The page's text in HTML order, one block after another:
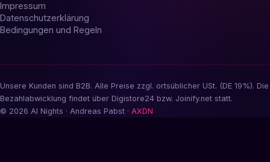
Impressum
Datenschutzerklärung
Bedingungen und Regeln
Unsere Kunden sind B2B. Alle Preise zzgl. ortsüblicher USt. (DE 19%). Die
Bezahlabwicklung findet über Digistore24 bzw. Joinify.net statt.
© 2026 AI Nights · Andreas Pabst · AXDN